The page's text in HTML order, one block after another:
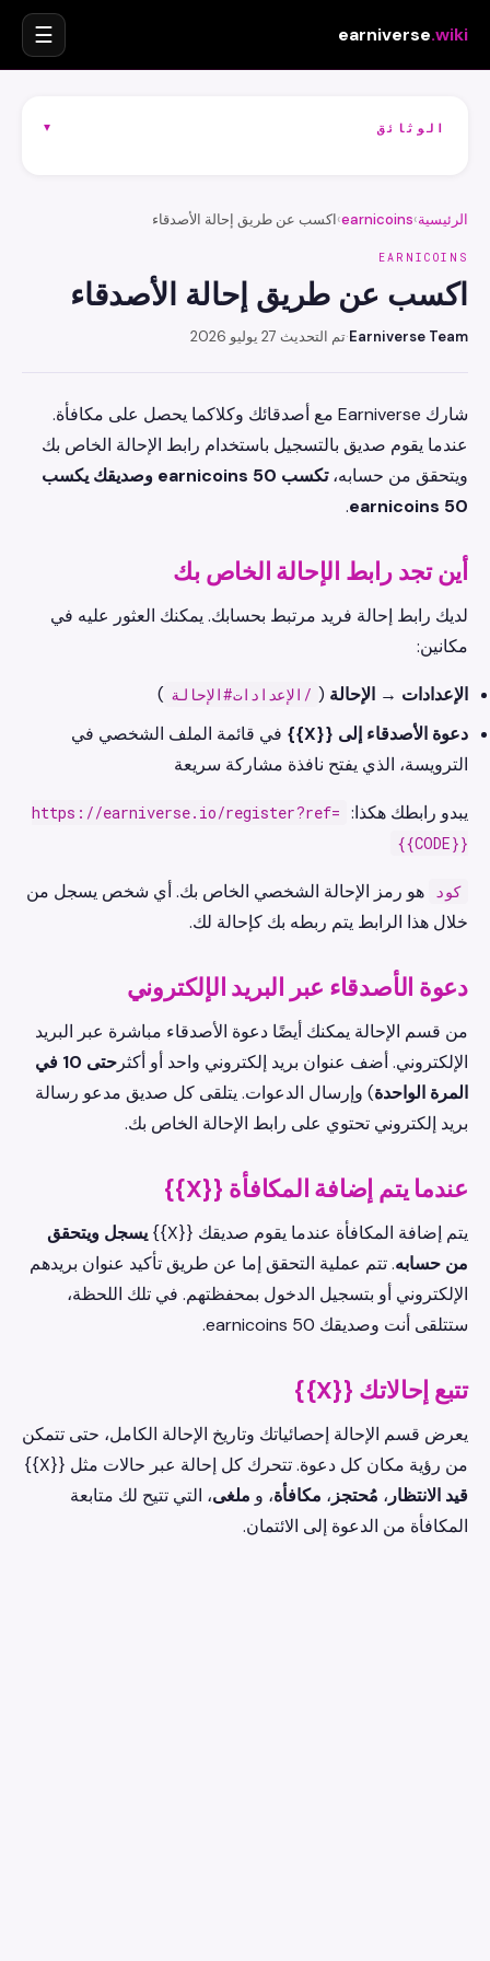
earniverse.wiki
☰
الوثائق ▾
الرئيسية›
earnicoins
›اكسب عن طريق إحالة الأصدقاء
EARNICOINS
اكسب عن طريق إحالة الأصدقاء
Earniverse Team
·تم التحديث 27 يوليو 2026
شارك Earniverse مع أصدقائك وكلاكما يحصل على مكافأة.
عندما يقوم صديق بالتسجيل باستخدام رابط الإحالة الخاص بك
ويتحقق من حسابه،
تكسب 50 earnicoins وصديقك يكسب
50 earnicoins
.
أين تجد رابط الإحالة الخاص بك
لديك رابط إحالة فريد مرتبط بحسابك. يمكنك العثور عليه في
مكانين:
الإعدادات → الإحالة ( /الإعدادات#الإحالة )
دعوة الأصدقاء إلى {{X}}
في قائمة الملف الشخصي في
الترويسة، الذي يفتح نافذة مشاركة سريعة
يبدو رابطك هكذا: https://earniverse.io/register?ref=
{{CODE}}
كود هو رمز الإحالة الشخصي الخاص بك. أي شخص يسجل من
خلال هذا الرابط يتم ربطه بك كإحالة لك.
دعوة الأصدقاء عبر البريد الإلكتروني
من قسم الإحالة يمكنك أيضًا دعوة الأصدقاء مباشرة عبر البريد
الإلكتروني. أضف عنوان بريد إلكتروني واحد أو أكثر
حتى 10 في
المرة الواحدة) وإرسال الدعوات. يتلقى كل صديق مدعو رسالة
بريد إلكتروني تحتوي على رابط الإحالة الخاص بك.
عندما يتم إضافة المكافأة {{X}}
يتم إضافة المكافأة عندما يقوم صديقك {{X}}
يسجل ويتحقق
من حسابه. تتم عملية التحقق إما عن طريق تأكيد عنوان بريدهم
الإلكتروني أو بتسجيل الدخول بمحفظتهم. في تلك اللحظة،
ستتلقى أنت وصديقك 50 earnicoins.
تتبع إحالاتك {{X}}
يعرض قسم الإحالة إحصائياتك وتاريخ الإحالة الكامل، حتى تتمكن
من رؤية مكان كل دعوة. تتحرك كل إحالة عبر حالات مثل {{X}}
قيد الانتظار ، مُحتجز ، مكافأة، و ملغى، التي تتيح لك متابعة
المكافأة من الدعوة إلى الائتمان.